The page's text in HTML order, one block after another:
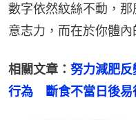
數字依然紋絲不動，
意志力，而在於你體內
相關文章： 努力減肥反
行為　斷食不當日後易